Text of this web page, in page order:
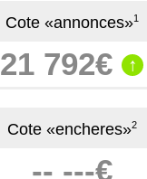
Cote «annonces»1
21 792€ ↑
Cote «encheres»2
-- ---€